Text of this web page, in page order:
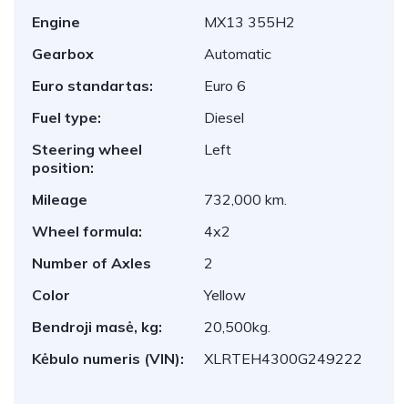
Engine
MX13 355H2
Gearbox
Automatic
Euro standartas:
Euro 6
Fuel type:
Diesel
Steering wheel
position:
Left
Mileage
732,000 km.
Wheel formula:
4x2
Number of Axles
2
Color
Yellow
Bendroji masė, kg:
20,500kg.
Kėbulo numeris (VIN):
XLRTEH4300G249222